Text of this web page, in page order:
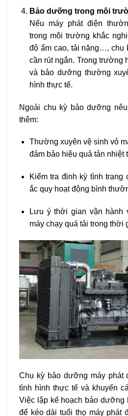
Bảo dưỡng trong môi
Nếu máy phát điện
trong môi trường khắc
độ ẩm cao, tải nặng…, chu
cần rút ngắn. Trong trường
và bảo dưỡng thường
hình thực tế.
Ngoài chu kỳ bảo dưỡng
thêm:
Thường xuyên vệ sinh vỏ
đảm bảo hiệu quả tản nhiệt
Kiểm tra định kỳ tình trạng
ắc quy hoạt động bình
Lưu ý thời gian vận hành
máy chạy quá tải trong thời
Chu kỳ bảo dưỡng máy phát
tình hình thực tế và khuyến
Việc lập kế hoạch bảo dưỡng
để kéo dài tuổi thọ máy phát